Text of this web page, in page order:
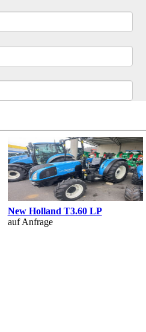
New Holland T3.60 LP
auf Anfrage